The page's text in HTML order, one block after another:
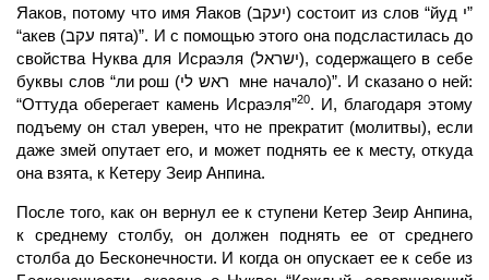
Яаков, потому что имя Яаков (יעקב) состоит из слов “йуд י”
“акев (עקב пята)”. И с помощью этого она подсластилась до
свойства Нуква для Исраэля (ישראל), содержащего в себе
буквы слов “ли рош (ראש לי мне начало)”. И сказано о ней:
“Оттуда оберегает камень Исраэля”20. И, благодаря этому
подъему он стал уверен, что не прекратит (молитвы), если
даже змей опутает его, и может поднять ее к месту, откуда
она взята, к Кетеру Зеир Анпина.
После того, как он вернул ее к ступени Кетер Зеир Анпина,
к среднему столбу, он должен поднять ее от среднего
столба до Бесконечности. И когда он опускает ее к себе из